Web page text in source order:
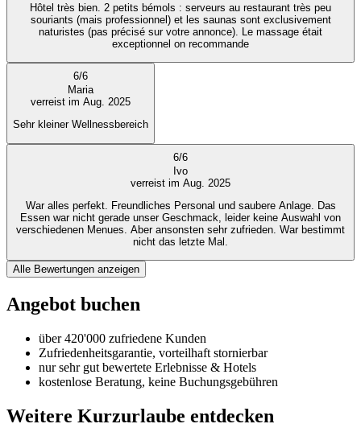
Hôtel très bien. 2 petits bémols : serveurs au restaurant très peu
souriants (mais professionnel) et les saunas sont exclusivement
naturistes (pas précisé sur votre annonce). Le massage était
exceptionnel on recommande
6/6
Maria
verreist im Aug. 2025
Sehr kleiner Wellnessbereich
6/6
Ivo
verreist im Aug. 2025
War alles perfekt. Freundliches Personal und saubere Anlage. Das
Essen war nicht gerade unser Geschmack, leider keine Auswahl von
verschiedenen Menues. Aber ansonsten sehr zufrieden. War bestimmt
nicht das letzte Mal.
Alle Bewertungen anzeigen
Angebot buchen
über 420'000 zufriedene Kunden
Zufriedenheitsgarantie, vorteilhaft stornierbar
nur sehr gut bewertete Erlebnisse & Hotels
kostenlose Beratung, keine Buchungsgebühren
Weitere Kurzurlaube entdecken